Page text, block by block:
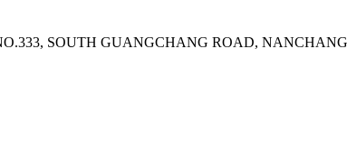
SOUTH GUANGCHANG ROAD,